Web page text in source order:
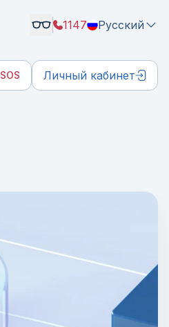
1147 Русский
SOS Личный кабинет